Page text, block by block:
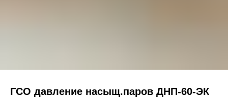
ГСО давление насыщ.паров ДНП-60-ЭК